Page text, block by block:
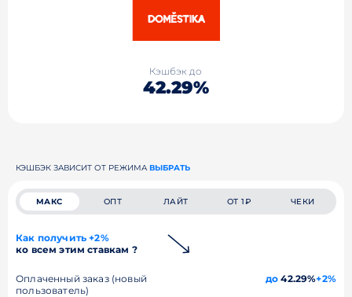
Кэшбэк до
42.29%
КЭШБЭК ЗАВИСИТ ОТ РЕЖИМА ВЫБРАТЬ
МАКС ОПТ ЛАЙТ ОТ 1₽ ЧЕКИ
Как получить +2%
ко всем этим ставкам ?
Оплаченный заказ (новый
пользователь)
до 42.29%+2%